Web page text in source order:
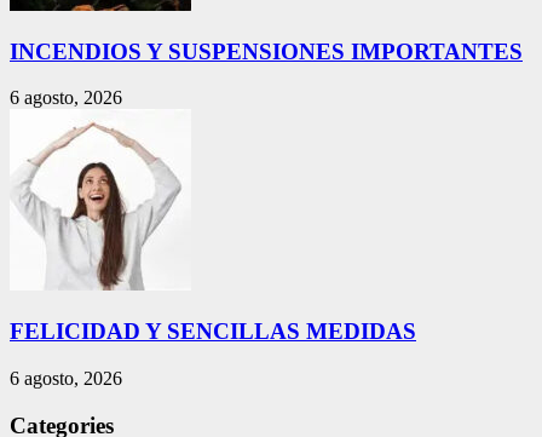
INCENDIOS Y SUSPENSIONES IMPORTANTES
6 agosto, 2026
FELICIDAD Y SENCILLAS MEDIDAS
6 agosto, 2026
Categories